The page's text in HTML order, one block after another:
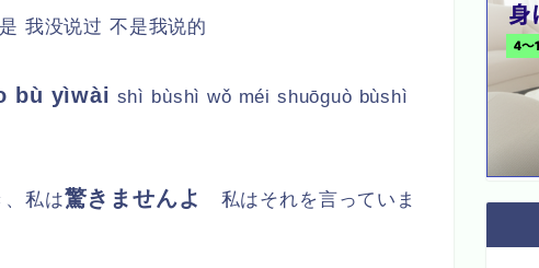
我没说过 不是我说的
bù yìwài shì bùshì wǒ méi shuōguò bùshì
私は驚きませんよ 私はそれを言っていま